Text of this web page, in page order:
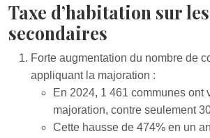
Taxe d’habitation sur
secondaires
Forte augmentation du nombre de
appliquant la majoration :
En 2024, 1 461 communes ont
majoration, contre seulement
Cette hausse de 474% en un